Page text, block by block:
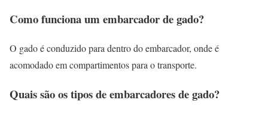
Como funciona um embarcador de gado?
O gado é conduzido para dentro do embarcador, onde é
acomodado em compartimentos para o transporte.
Quais são os tipos de embarcadores de gado?